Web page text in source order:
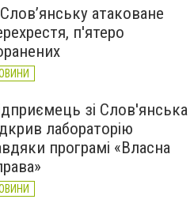
атаковане
п'ятеро
зі Слов'янська
лабораторію
програмі «Власна